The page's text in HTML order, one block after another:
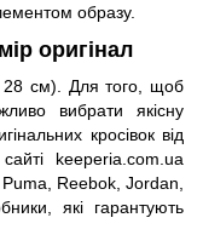
образу.
оригінал
28 см). Для того, щоб
вибрати якісну
кросівок від
keeperia.com.ua
Reebok, Jordan,
які гарантують